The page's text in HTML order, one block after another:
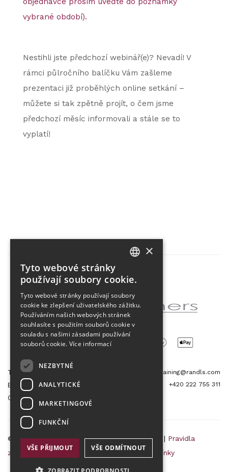
vybrané období).
Nestihli jste předchozí webinář(e)? Nevadí! V
rámci půlročního balíčku Vám zašleme
prezentaci již proběhlých online setkání –
můžete si tak zpětně projít, o čem jsme
předchozí měsíc informovali a stále se to
vyplatí!
Partner projektu
Tetris Office Building
Budějovická 1550/15a
CZ 140 00, Praha 4
training@randls.com
+420 222 755 311
© 2026 Randls Training |Mapa stránek|RSS | Pravidla
zpracování osobních údajů|Obchodní podmínky
×
Tyto webové stránky
používají soubory cookie.
Tyto webové stránky používají soubory
cookie ke zlepšení uživatelského zážitku.
Používáním našich webových stránek
souhlasíte s použitím souborů cookie v
souladu s našimi zásadami používání
souborů cookie. Více informací
NEZBYTNÉ
ANALYTICKÉ
MARKETINGOVÉ
FUNKČNÍ
VŠE PŘIJMOUT VŠE ODMÍTNOUT